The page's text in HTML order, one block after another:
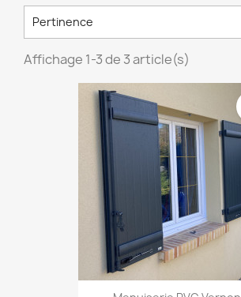
Pertinence
Affichage 1-3 de 3 article(s)